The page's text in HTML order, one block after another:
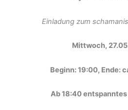
Einladung zum
Mittwoch,
Beginn: 19:00, Ende:
Ab 18:40